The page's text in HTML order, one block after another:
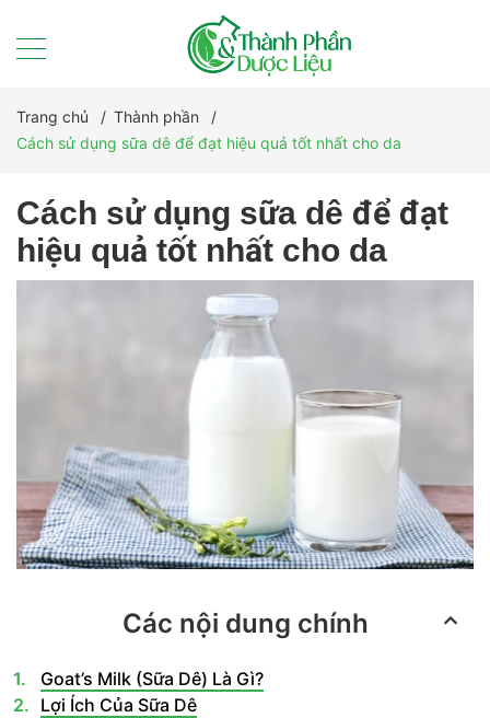
Trang chủ / Thành phần
/
Cách sử dụng sữa dê để đạt hiệu quả tốt nhất cho da
Cách sử dụng sữa dê để đạt
hiệu quả tốt nhất cho da
Các nội dung chính
Goat’s Milk (Sữa Dê) Là Gì?
Lợi Ích Của Sữa Dê